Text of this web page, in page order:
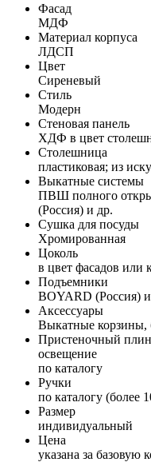
Фасад
МДФ
Материал корпуса
ЛДСП
Цвет
Сиреневый
Стиль
Модерн
Стеновая панель
ХДФ в цвет
Столешница
пластиковая; из
Выкатные системы
ПВШ полного
(Россия) и др.
Сушка для посуды
Хромированная
Цоколь
в цвет фасадов или
Подъемники
BOYARD (Россия)
Аксессуары
Выкатные корзины,
Пристеночный
освещение
по каталогу
Ручки
по каталогу (более
Размер
индивидуальный
Цена
указана за базовую